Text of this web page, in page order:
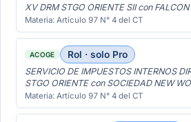
XV DRM STGO ORIENTE SII con FALCON
Materia: Artículo 97 N° 4 del CT
ACOGE Rol · solo Pro
SERVICIO DE IMPUESTOS INTERNOS
STGO ORIENTE con SOCIEDAD NEW
Materia: Artículo 97 N° 4 del CT